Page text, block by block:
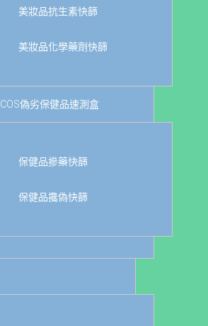
美妝品抗生素快篩
美妝品化學藥劑快篩
COS偽劣保健品速測盒
保健品摻藥快篩
保健品攙偽快篩